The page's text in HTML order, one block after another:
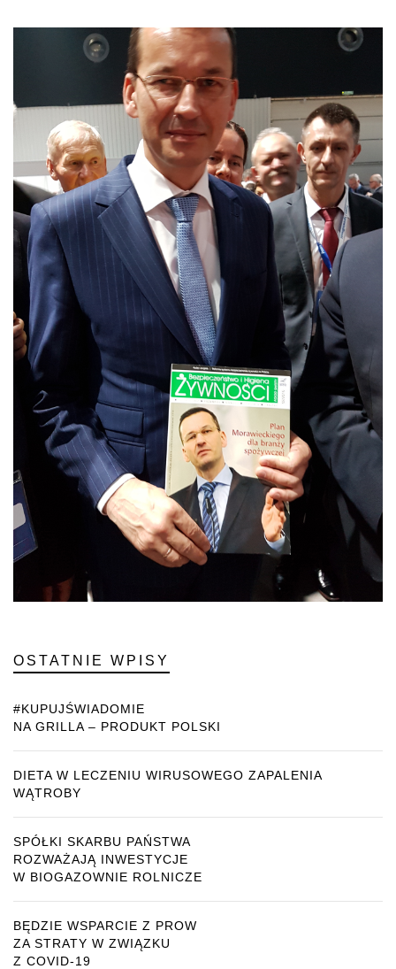
OSTATNIE WPISY
#KUPUJŚWIADOMIE
NA GRILLA – PRODUKT POLSKI
DIETA W LECZENIU WIRUSOWEGO ZAPALENIA
WĄTROBY
SPÓŁKI SKARBU PAŃSTWA
ROZWAŻAJĄ INWESTYCJE
W BIOGAZOWNIE ROLNICZE
BĘDZIE WSPARCIE Z PROW
ZA STRATY W ZWIĄZKU
Z COVID-19